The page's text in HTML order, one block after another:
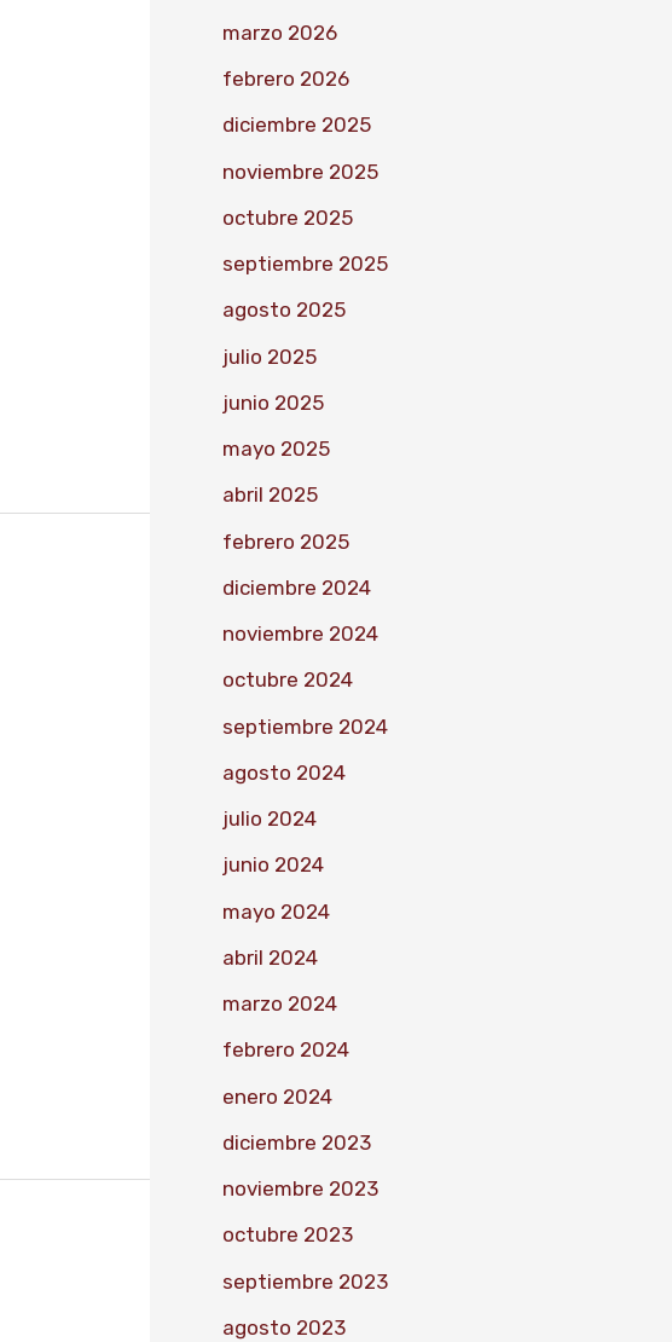
marzo 2026
febrero 2026
diciembre 2025
noviembre 2025
octubre 2025
septiembre 2025
agosto 2025
julio 2025
junio 2025
mayo 2025
abril 2025
febrero 2025
diciembre 2024
noviembre 2024
octubre 2024
septiembre 2024
agosto 2024
julio 2024
junio 2024
mayo 2024
abril 2024
marzo 2024
febrero 2024
enero 2024
diciembre 2023
noviembre 2023
octubre 2023
septiembre 2023
agosto 2023